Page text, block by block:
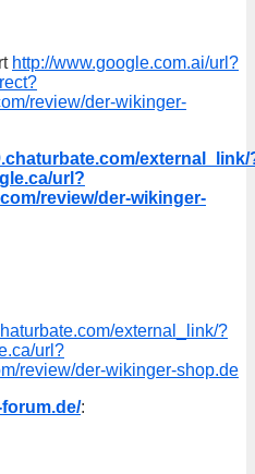
http://www.google.com.ai/url?
review/der-wikinger-
external_link/
url?
review/der-wikinger-
external_link/?
url?
review/der-wikinger-shop.de
: